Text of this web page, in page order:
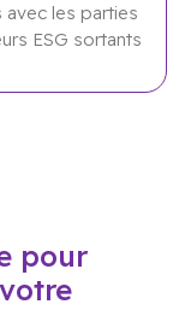
les parties
ESG sortants
pour